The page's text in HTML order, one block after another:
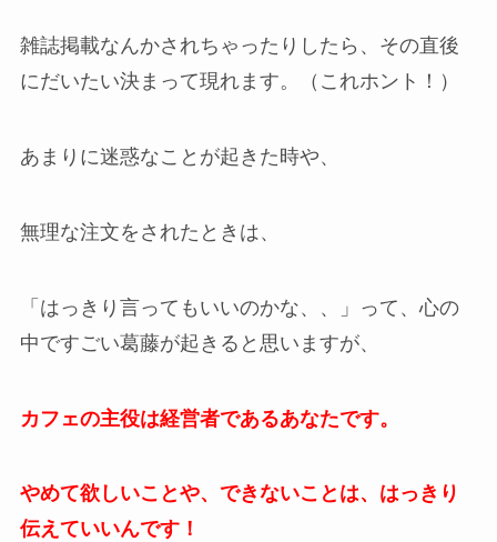
雑誌掲載なんかされちゃったりしたら、その直後
にだいたい決まって現れます。（これホント！）
あまりに迷惑なことが起きた時や、
無理な注文をされたときは、
「はっきり言ってもいいのかな、、」って、心の
中ですごい葛藤が起きると思いますが、
カフェの主役は経営者であるあなたです。
やめて欲しいことや、できないことは、はっきり
伝えていいんです！